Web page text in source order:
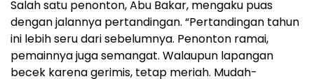
Salah satu penonton, Abu Bakar, mengaku puas
dengan jalannya pertandingan. “Pertandingan tahun
ini lebih seru dari sebelumnya. Penonton ramai,
pemainnya juga semangat. Walaupun lapangan
becek karena gerimis, tetap meriah. Mudah-